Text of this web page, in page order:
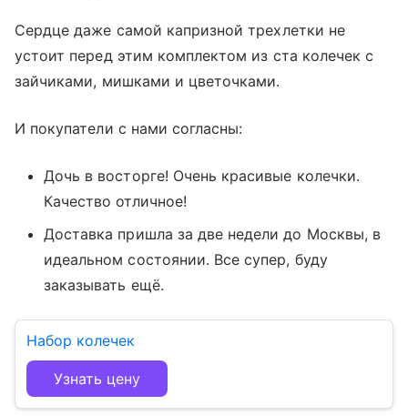
Сердце даже самой капризной трехлетки не
устоит перед этим комплектом из ста колечек с
зайчиками, мишками и цветочками.
И покупатели с нами согласны:
Дочь в восторге! Очень красивые колечки.
Качество отличное!
Доставка пришла за две недели до Москвы, в
идеальном состоянии. Все супер, буду
заказывать ещё.
Набор колечек
Узнать цену